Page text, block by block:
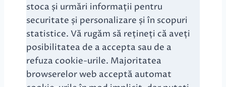
stoca și urmări informații pentru
securitate și personalizare și în scopuri
statistice. Vă rugăm să rețineți că aveți
posibilitatea de a accepta sau de a
refuza cookie-urile. Majoritatea
browserelor web acceptă automat